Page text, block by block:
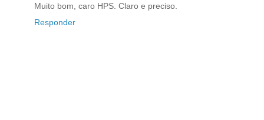
Muito bom, caro HPS. Claro e preciso.
Responder